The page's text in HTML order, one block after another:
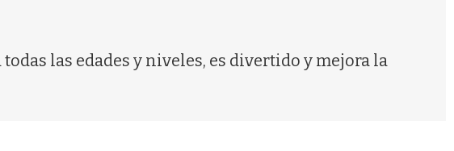
las edades y niveles, es divertido y mejora la